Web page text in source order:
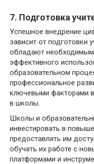
7. Подготовка
Успешное внедрение
зависит от подготовки
обладают
эффективного
образовательном
профессиональное
ключевыми факторами в
в школы.
Школы и
инвестировать в
предоставлять им
обучать их работе с
платформами и